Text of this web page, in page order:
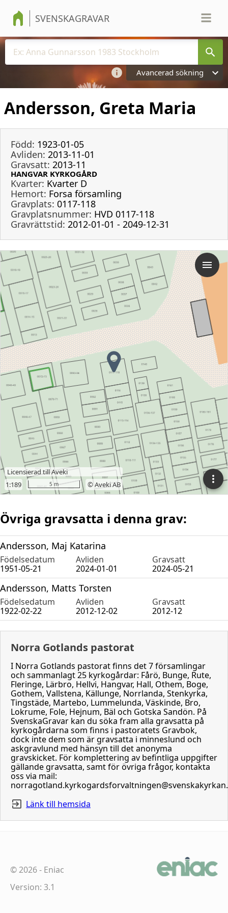
SVENSKAGRAVAR
Avancerad sökning
Andersson, Greta Maria
Född: 1923-01-05
Avliden: 2013-11-01
Gravsatt: 2013-11
HANGVAR KYRKOGÅRD
Kvarter: Kvarter D
Hemort: Forsa församling
Gravplats: 0117-118
Gravplatsnummer: HVD 0117-118
Gravrättstid: 2012-01-01 - 2049-12-31
Övriga gravsatta i denna grav:
Andersson, Maj Katarina
Födelsedatum Avliden
Gravsatt
1951-05-21
2024-01-01 2024-05-21
Andersson, Matts Torsten
Födelsedatum Avliden
Gravsatt
1922-02-22
2012-12-02 2012-12
Norra Gotlands pastorat
I Norra Gotlands pastorat finns det 7 församlingar
och sammanlagt 25 kyrkogårdar: Fårö, Bunge, Rute,
Fleringe, Lärbro, Hellvi, Hangvar, Hall, Othem, Boge,
Gothem, Vallstena, Källunge, Norrlanda, Stenkyrka,
Tingstäde, Martebo, Lummelunda, Väskinde, Bro,
Lokrume, Fole, Hejnum, Bäl och Gotska Sandön. På
SvenskaGravar kan du söka fram alla gravsatta på
kyrkogårdarna som finns i pastoratets Gravbok,
dock inte dem som är gravsatta i minneslund och
askgravlund med hänsyn till det anonyma
gravskicket. För komplettering av befintliga uppgifter
gällande gravsatta, samt för övriga frågor, kontakta
oss via mail:
Länk till hemsida
©2026- Eniac
Version: 3.1